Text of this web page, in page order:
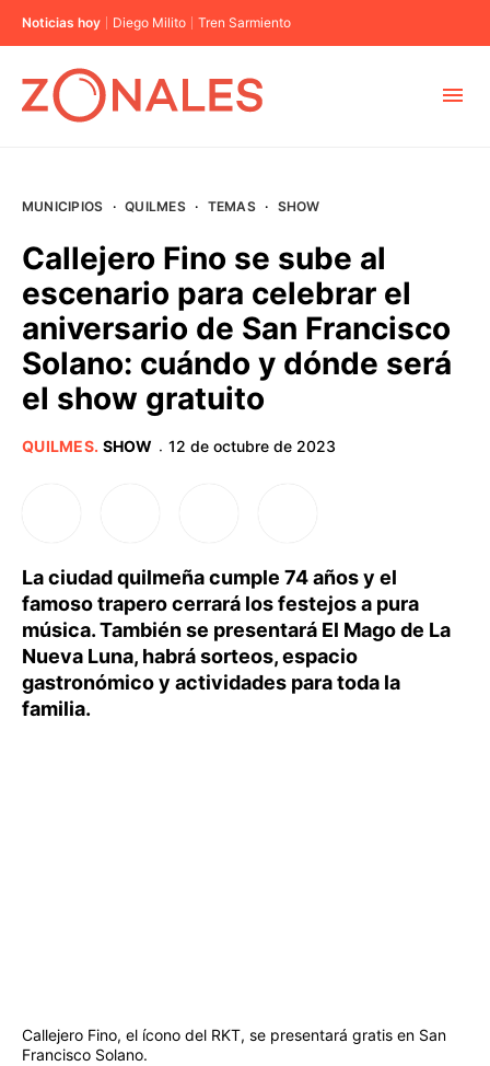
Noticias hoy Diego Milito Tren Sarmiento
BUENOS AIRES
PROVINCIAS
MUNICIPIOS · QUILMES · TEMAS · SHOW
Callejero Fino se sube al
escenario para celebrar el
aniversario de San Francisco
Solano: cuándo y dónde será
el show gratuito
QUILMES. SHOW · 12 de octubre de 2023
La ciudad quilmeña cumple 74 años y el
famoso trapero cerrará los festejos a pura
música. También se presentará El Mago de La
Nueva Luna, habrá sorteos, espacio
gastronómico y actividades para toda la
familia.
Callejero Fino, el ícono del RKT, se presentará gratis en San
Francisco Solano.